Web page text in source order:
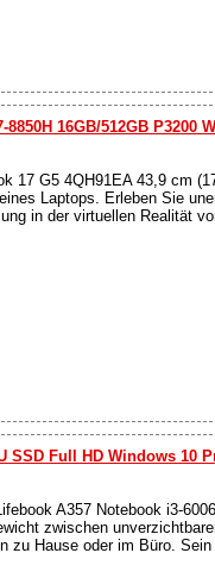
16GB/512GB P3200
17 G5 4QH91EA 43,9 cm
Laptops. Erleben Sie
in der virtuellen Realität
SSD Full HD Windows 10
A357 Notebook i3-
zwischen
zu Hause oder im Büro.